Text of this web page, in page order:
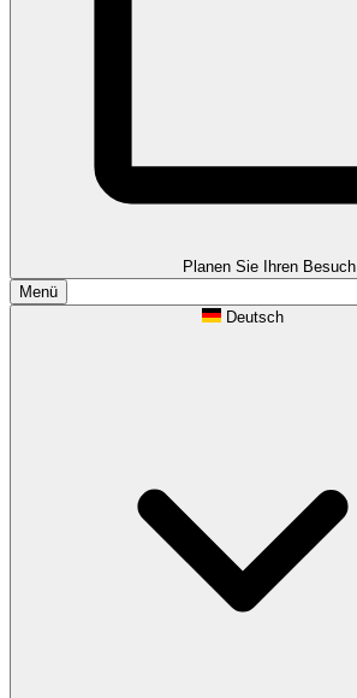
Planen Sie Ihren Besuch
Menü
Deutsch